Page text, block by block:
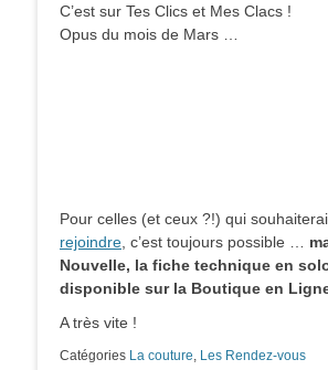
C’est sur Tes Clics et Mes Clacs !
Opus du mois de Mars …
Pour celles (et ceux ?!) qui
rejoindre, c’est toujours possible …
Nouvelle, la fiche technique en
disponible sur la Boutique en
A très vite !
Catégories La couture, Les Rendez-vous